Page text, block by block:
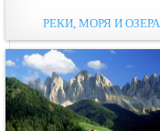
РЕКИ, МОРЯ И ОЗЕРА